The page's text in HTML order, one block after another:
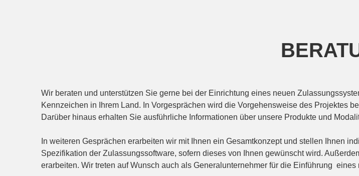
Wir beraten und unterstützen Sie gerne bei der Einrichtung eines neuen
Kennzeichen in Ihrem Land. In Vorgesprächen wird die Vorgehensweise des Projektes
Darüber hinaus erhalten Sie ausführliche Informationen über unsere Produkte und
In weiteren Gesprächen erarbeiten wir mit Ihnen ein Gesamtkonzept und stellen Ihnen
Spezifikation der Zulassungssoftware, sofern dieses von Ihnen gewünscht wird.
erarbeiten. Wir treten auf Wunsch auch als Generalunternehmer für die Einführung